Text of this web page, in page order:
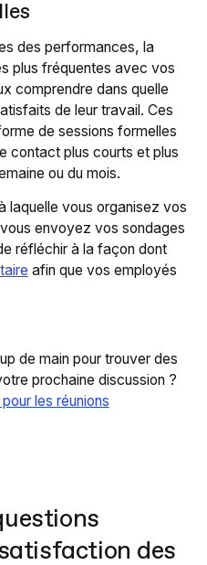
des performances, la
plus fréquentes avec vos
comprendre dans quelle
de leur travail. Ces
de sessions formelles
contact plus courts et plus
ou du mois.
laquelle vous organisez vos
envoyez vos sondages
réfléchir à la façon dont
afin que vos employés
de main pour trouver des
prochaine discussion ?
les réunions
des